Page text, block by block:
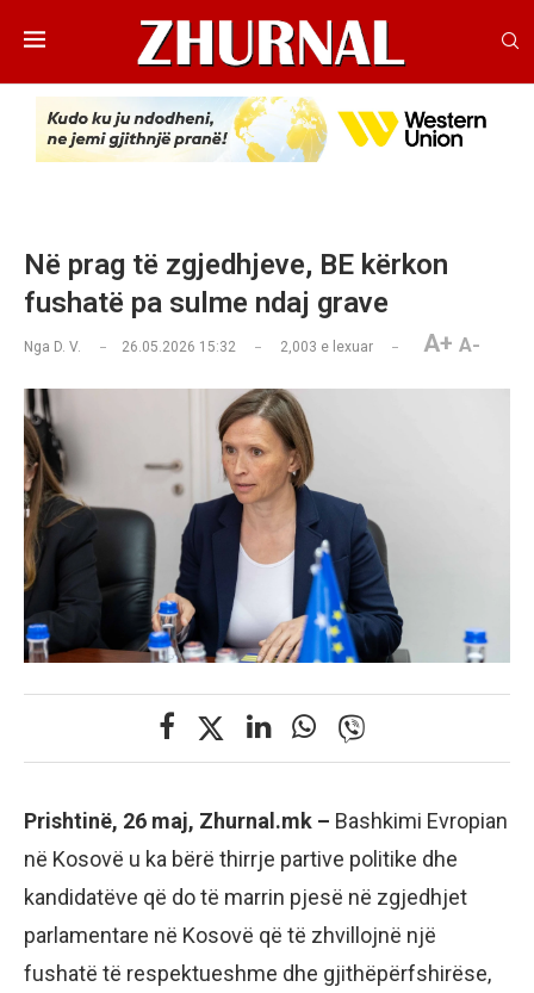
Në prag të zgjedhjeve, BE kërkon
fushatë pa sulme ndaj grave
Nga D. V. 26.05.2026 15:32 2,003 e lexuar A+ A-
Prishtinë, 26 maj, Zhurnal.mk – Bashkimi Evropian
në Kosovë u ka bërë thirrje partive politike dhe
kandidatëve që do të marrin pjesë në zgjedhjet
parlamentare në Kosovë që të zhvillojnë një
fushatë të respektueshme dhe gjithëpërfshirëse,